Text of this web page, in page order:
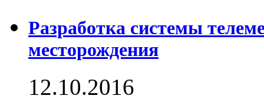
Разработка системы
месторождения
12.10.2016